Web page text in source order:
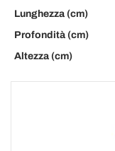
Lunghezza (cm)
Profondità (cm)
Altezza (cm)